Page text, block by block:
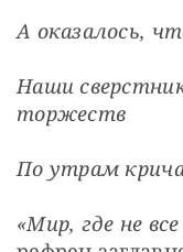
А оказалось,
Наши
торжеств
По утрам
«Мир, где не